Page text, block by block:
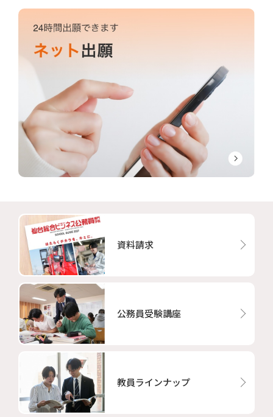
資料請求
公務員受験講座
教員ラインナップ